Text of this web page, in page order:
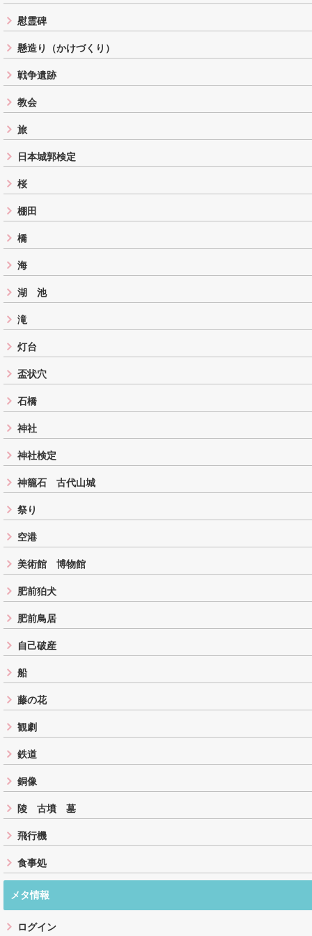
慰霊碑
懸造り（かけづくり）
戦争遺跡
教会
旅
日本城郭検定
桜
棚田
橋
海
湖 池
滝
灯台
盃状穴
石橋
神社
神社検定
神籠石 古代山城
祭り
空港
美術館 博物館
肥前狛犬
肥前鳥居
自己破産
船
藤の花
観劇
鉄道
銅像
陵 古墳 墓
飛行機
食事処
メタ情報
ログイン